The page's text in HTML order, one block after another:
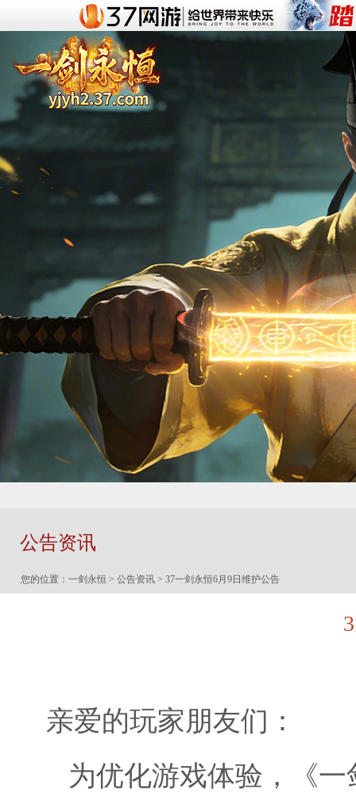
公告资讯
您的位置： 一剑永恒 > 公告资讯 > 37一剑永恒6月9日维护公告
亲爱的玩家朋友们：
为优化游戏体验 ，《一